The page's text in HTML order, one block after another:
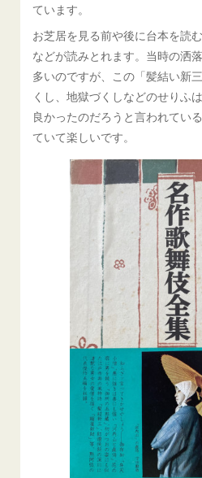
ています。
お芝居を見る前や後に台本を読
などが読みとれます。当時の洒
多いのですが、この「髪結い新
くし、地獄づくしなどのせりふ
良かったのだろうと言われてい
ていて楽しいです。